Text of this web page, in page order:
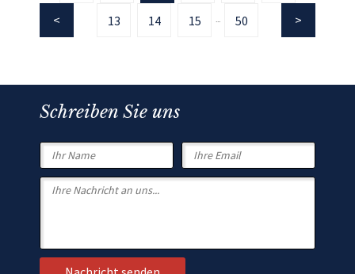
13 14 15 50
Schreiben Sie uns